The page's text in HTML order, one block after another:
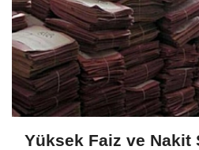
Yüksek Faiz ve Nakit